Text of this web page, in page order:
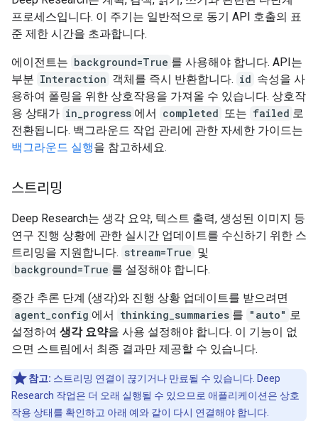
프로세스입니다. 이 주기는 일반적으로 동기 API 호출의 표
준 제한 시간을 초과합니다.
에이전트는 background=True 를 사용해야 합니다. API는
부분 Interaction 객체를 즉시 반환합니다. id 속성을 사
용하여 폴링을 위한 상호작용을 가져올 수 있습니다. 상호작
용 상태가 in_progress 에서 completed 또는 failed 로
전환됩니다. 백그라운드 작업 관리에 관한 자세한 가이드는
백그라운드 실행을 참고하세요.
스트리밍
Deep Research는 생각 요약, 텍스트 출력, 생성된 이미지 등
연구 진행 상황에 관한 실시간 업데이트를 수신하기 위한 스
트리밍을 지원합니다. stream=True 및
background=True 를 설정해야 합니다.
중간 추론 단계 (생각)와 진행 상황 업데이트를 받으려면
agent_config 에서 thinking_summaries 를 "auto" 로
설정하여 생각 요약을 사용 설정해야 합니다. 이 기능이 없
으면 스트림에서 최종 결과만 제공할 수 있습니다.
참고: 스트리밍 연결이 끊기거나 만료될 수 있습니다. Deep
Research 작업은 더 오래 실행될 수 있으므로 애플리케이션은 상호
작용 상태를 확인하고 아래 예와 같이 다시 연결해야 합니다.